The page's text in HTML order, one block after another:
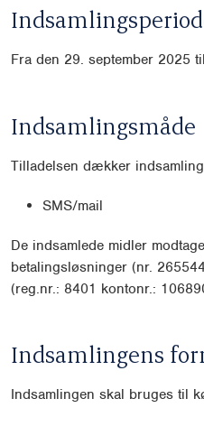
Fra den 29. september 2025
Indsamlingsmåde
Tilladelsen dækker
SMS/mail
De indsamlede midler
betalingsløsninger (nr.
(reg.nr.: 8401 kontonr.:
Indsamlingens
Indsamlingen skal bruges til